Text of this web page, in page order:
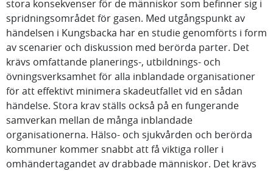
stora konsekvenser för de människor som befinner sig i
spridningsområdet för gasen. Med utgångspunkt av
händelsen i Kungsbacka har en studie genomförts i form
av scenarier och diskussion med berörda parter. Det
krävs omfattande planerings-, utbildnings- och
övningsverksamhet för alla inblandade organisationer
för att effektivt minimera skadeutfallet vid en sådan
händelse. Stora krav ställs också på en fungerande
samverkan mellan de många inblandade
organisationerna. Hälso- och sjukvården och berörda
kommuner kommer snabbt att få viktiga roller i
omhändertagandet av drabbade människor. Det krävs